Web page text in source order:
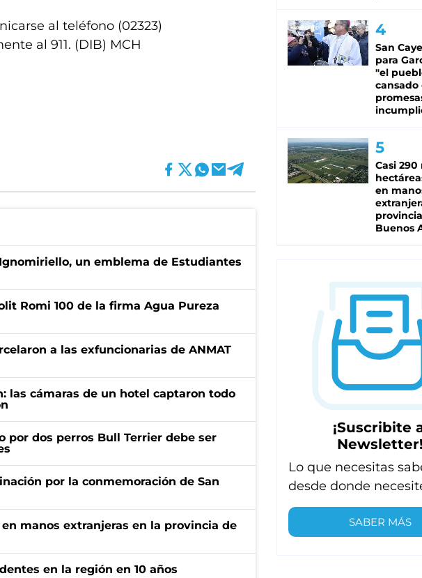
al teléfono (02323)
al 911. (DIB) MCH
un emblema de Estudiantes
Romi 100 de la firma Agua Pureza
a las exfuncionarias de ANMAT
las cámaras de un hotel captaron todo
por dos perros Bull Terrier debe ser
por la conmemoración de San
manos extranjeras en la provincia de
en la región en 10 años
San
para
"el
cansado
Casi 290
en
Buenos
¡Suscribite
Newsletter!
Lo que necesitas
desde donde
SABER MÁS